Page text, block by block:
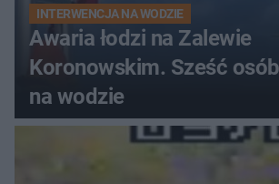
INTERWENCJA NA WODZIE
Awaria łodzi na Zalewie
Koronowskim. Sześć
na wodzie